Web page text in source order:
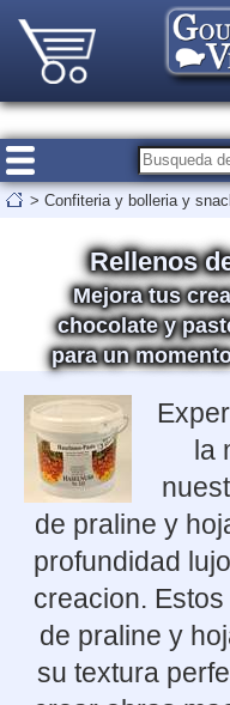
> Confiteria y bolleria y
Rellenos
Mejora tus
chocolate y
para un
la
de praline y
profundidad
creacion.
de praline y
su textura